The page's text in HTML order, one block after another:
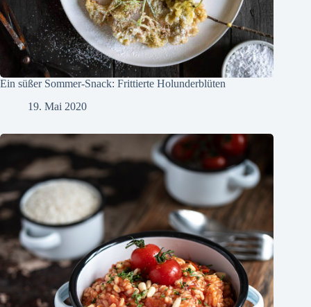
Ein süßer Sommer-Snack: Frittierte Holunderblüten
19. Mai 2020